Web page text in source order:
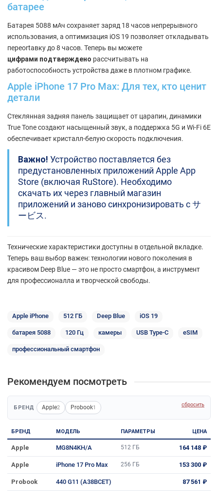
батарее
Батарея 5088 мАч сохраняет заряд 18 часов непрерывного
использования, а оптимизация iOS 19 позволяет откладывать
переortaвку до 8 часов. Теперь вы можете
цифрами подтверждено рассчитывать на
работоспособность устройства даже в плотном графике.
Apple iPhone 17 Pro Max: Для тех, кто ценит
детали
Стеклянная задняя панель защищает от царапин, динамики
True Tone создают насыщенный звук, а поддержка 5G и Wi-Fi 6E
обеспечивает кристалл-белую скорость подключения.
Важно! Устройство поставляется без
предустановленных приложений Apple App
Store (включая RuStore). Необходимо
скачать их через главный магазин
приложений и заново синхронизировать с サ
ービス.
Технические характеристики доступны в отдельной вкладке.
Теперь ваш выбор важен: технологии нового поколения в
красивом Deep Blue — это не просто смартфон, а инструмент
для профессионалла и творческой свободы.
Apple iPhone 512 ГБ Deep Blue iOS 19
батарея 5088 120 Гц камеры USB Type-C eSIM
профессиональный смартфон
Рекомендуем посмотреть
БРЕНД Apple2 Probook1 сбросить
БРЕНД МОДЕЛЬ ПАРАМЕТРЫ ЦЕНА
Apple MG8N4KH/A 512 ГБ 164 148 ₽
Apple iPhone 17 Pro Max 256 ГБ 153 300 ₽
Probook 440 G11 (A38BCET) 87 561 ₽